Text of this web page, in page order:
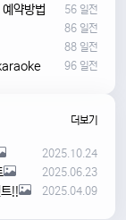
약방법 56 일전
86 일전
88 일전
96 일전
더보기
2025.10.24
2025.06.23
!! 2025.04.09